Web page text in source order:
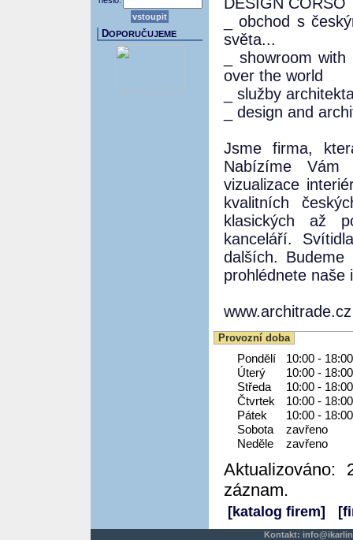
_ obchod s
světa...
_ showroom
over the world
_ služby
_ design and
Jsme firma,
Nabízíme Vám
vizualizace
kvalitních
klasických až
kanceláří.
dalších.
prohlédnete naše
Provozní doba
Pondělí
10:00 - 18:00
Úterý
10:00 - 18:00
Středa
10:00 - 18:00
Čtvrtek
10:00 - 18:00
Pátek
10:00 - 18:00
Sobota
zavřeno
Neděle
zavřeno
Aktualizováno:
záznam.
[katalog firem]
DOPORUČUJEME
Kontakt: